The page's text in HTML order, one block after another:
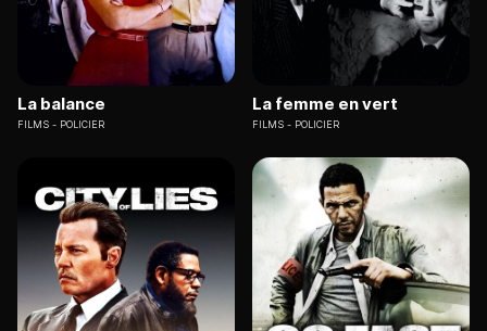
La balance
FILMS POLICIER
La femme en vert
FILMS POLICIER